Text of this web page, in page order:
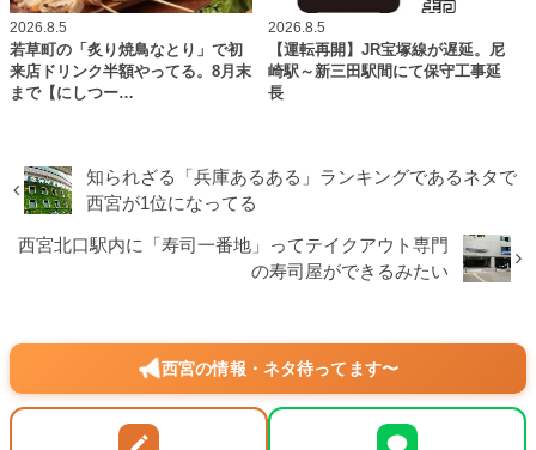
2026.8.5
若草町の「炙り焼鳥なとり」で初
来店ドリンク半額やってる。8月末
まで【にしつー…
2026.8.5
【運転再開】JR宝塚線が遅延。尼
崎駅～新三田駅間にて保守工事延
長
知られざる「兵庫あるある」ランキングであるネタで
西宮が1位になってる
西宮北口駅内に「寿司一番地」ってテイクアウト専門
の寿司屋ができるみたい
西宮の情報・ネタ待ってます〜